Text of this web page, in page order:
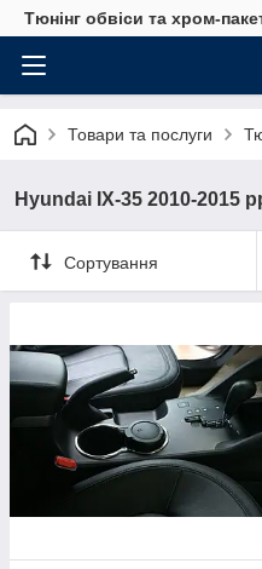
Тюнінг обвіси та хром-
Товари та послуги
Hyundai IX-35 2010-2015
Сортування